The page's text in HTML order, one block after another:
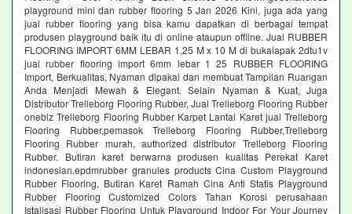
playground mini dan rubber flooring 5 Jan 2026 Kini, juga ada yang
jual rubber flooring yang bisa kamu dapatkan di berbagai tempat
produsen playground baik itu di online ataupun offline. Jual RUBBER
FLOORING IMPORT 6MM LEBAR 1,25 M x 10 M di bukalapak 2dtu1v
jual rubber flooring import 6mm lebar 1 25 RUBBER FLOORING
Import, Berkualitas, Nyaman dipakai dan membuat Tampilan Ruangan
Anda Menjadi Mewah & Elegant. Selain Nyaman & Kuat, Juga
Distributor Trelleborg Flooring Rubber, Jual Trelleborg Flooring Rubber
onebiz Trelleborg Flooring Rubber Karpet Lantai Karet jual Trelleborg
Flooring Rubber,pemasok Trelleborg Flooring Rubber,Trelleborg
Flooring Rubber murah, authorized distributor Trelleborg Flooring
Rubber. Butiran karet berwarna produsen kualitas Perekat Karet
indonesian.epdmrubber granules products Cina Custom Playground
Rubber Flooring, Butiran Karet Ramah Cina Anti Statis Playground
Rubber Flooring Customized Colors Tahan Korosi perusahaan
Istalisasi Rubber Flooring Untuk Playground Indoor For Your Journey